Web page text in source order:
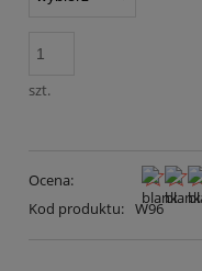
szt.
Ocena:
Kod produktu: W96